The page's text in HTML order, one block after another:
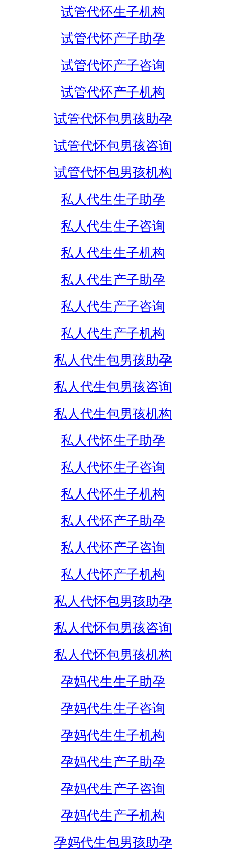
试管代怀生子机构
试管代怀产子助孕
试管代怀产子咨询
试管代怀产子机构
试管代怀包男孩助孕
试管代怀包男孩咨询
试管代怀包男孩机构
私人代生生子助孕
私人代生生子咨询
私人代生生子机构
私人代生产子助孕
私人代生产子咨询
私人代生产子机构
私人代生包男孩助孕
私人代生包男孩咨询
私人代生包男孩机构
私人代怀生子助孕
私人代怀生子咨询
私人代怀生子机构
私人代怀产子助孕
私人代怀产子咨询
私人代怀产子机构
私人代怀包男孩助孕
私人代怀包男孩咨询
私人代怀包男孩机构
孕妈代生生子助孕
孕妈代生生子咨询
孕妈代生生子机构
孕妈代生产子助孕
孕妈代生产子咨询
孕妈代生产子机构
孕妈代生包男孩助孕